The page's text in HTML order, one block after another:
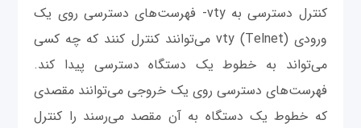
کنترل دسترسی به vty- فهرست‌های دسترسی روی یک
ورودی vty (Telnet) می‌توانند کنترل کنند که چه کسی
می‌تواند به خطوط یک دستگاه دسترسی پیدا کند.
فهرست‌های دسترسی روی یک خروجی می‌توانند مقصدی
که خطوط یک دستگاه به آن مقصد می‌رسند را کنترل